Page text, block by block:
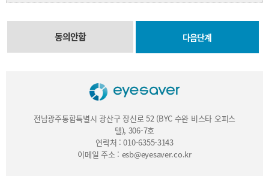
② 당 사이트의 업무상 또는 기술상의 장애로 인하여 서비스를 개시하
④ 회원에 가입한 후라도 일부 서비스 이용 시 서비스 제공자의 요구
보관되지 못하였거나 삭제된 경우, 전송되지 못한 경우 및 기타 통신
② 당 사이트가 정상적인 서비스 제공의 어려움으로 인하여 일시적으
이 기간동안 회원이 고지내용을 인지하지 못한데 대하여 당 사이트
또한 위 서비스 중지에 의하여 본 서비스에 보관되거나 전송된 메시
전송되지 못한 경우 및 기타 통신 데이터의 손실이 있을 경우에 대하
③ 당 사이트의 사정으로 서비스를 영구적으로 중단하여야 할 경우
④ 당 사이트는 사전 고지 후 서비스를 일시적으로 수정, 변경 및 중
동의안함
전남광주통합특별시 광산구 장신로 52 (BYC 수완 비스타 오피스
텔), 306-7호
연락처 : 010-6355-3143
이메일 주소 : esb@eyesaver.co.kr